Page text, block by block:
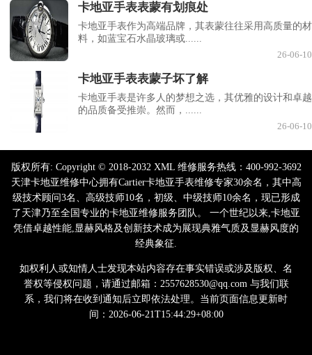
卡地亚手表表蒙有划痕处
卡地亚手表作为高端品牌，其表蒙往往采用高质量的材
料，如蓝宝石水晶玻璃或......
26-06-10
卡地亚手表表蒙子坏了解
卡地亚手表是许多人的梦想之选，其优雅的设计和卓越
的品质备受推崇。然而，......
26-06-10
版权所有: Copyright © 2018-2032 XML 维修服务热线：400-992-3692
天津卡地亚维修中心拥有Cartier卡地亚手表维修专家30余名，其中高
级技术顾问3名、高级技师10名，初级、中级技师10余名，现已形成
了天津乃至全国专业的卡地亚维修服务团队。 一个世纪以来,卡地亚
凭借卓越性能,显赫风格及创新技术成为展现典雅气质及显赫风度的
经典象征.
如权利人或知情人士发现本站内容存在事实错误或涉及版权、名
誉权等侵权问题，请通过邮箱：2557628530@qq.com 与我们联
系，我们将在收到通知后立即依法处理。当前页面信息更新时
间：2026-06-21T15:44:29+08:00